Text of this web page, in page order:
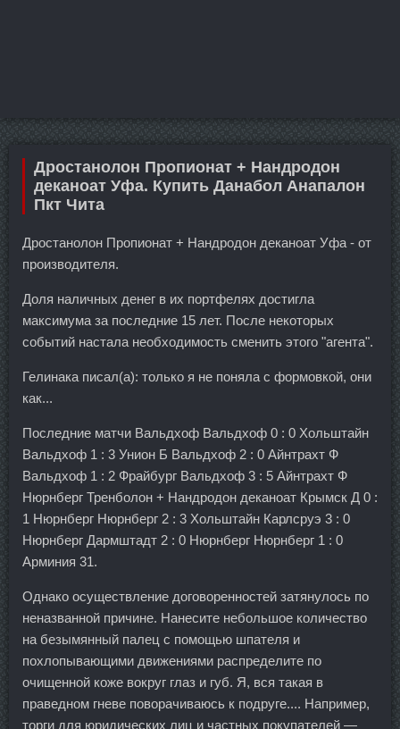
Дростанолон Пропионат + Нандродон
деканоат Уфа. Купить Данабол Анапалон
Пкт Чита
Дростанолон Пропионат + Нандродон деканоат Уфа - от
производителя.
Доля наличных денег в их портфелях достигла
максимума за последние 15 лет. После некоторых
событий настала необходимость сменить этого "агента".
Гелинака писал(а): только я не поняла с формовкой, они
как...
Последние матчи Вальдхоф Вальдхоф 0 : 0 Хольштайн
Вальдхоф 1 : 3 Унион Б Вальдхоф 2 : 0 Айнтрахт Ф
Вальдхоф 1 : 2 Фрайбург Вальдхоф 3 : 5 Айнтрахт Ф
Нюрнберг Тренболон + Нандродон деканоат Крымск Д 0 :
1 Нюрнберг Нюрнберг 2 : 3 Хольштайн Карлсруэ 3 : 0
Нюрнберг Дармштадт 2 : 0 Нюрнберг Нюрнберг 1 : 0
Арминия 31.
Однако осуществление договоренностей затянулось по
неназванной причине. Нанесите небольшое количество
на безымянный палец с помощью шпателя и
похлопывающими движениями распределите по
очищенной коже вокруг глаз и губ. Я, вся такая в
праведном гневе поворачиваюсь к подруге.... Например,
торги для юридических лиц и частных покупателей —